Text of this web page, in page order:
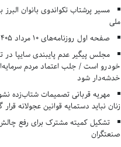
مسیر پرشتاب تکواندوی بانوان
ملی
صفحه اول روزنامه‌های 10 مرداد 1405
مجلس پیگیر عدم پایبندی سایپا در
خودرو است / جلب اعتماد مردم
خدشه‌دار شود
مهریه قربانی تصمیمات شتاب‌زده
زنان نباید دستمایه قوانین عجولانه قرار
تشکیل کمیته مشترک برای رفع
صنعتگران